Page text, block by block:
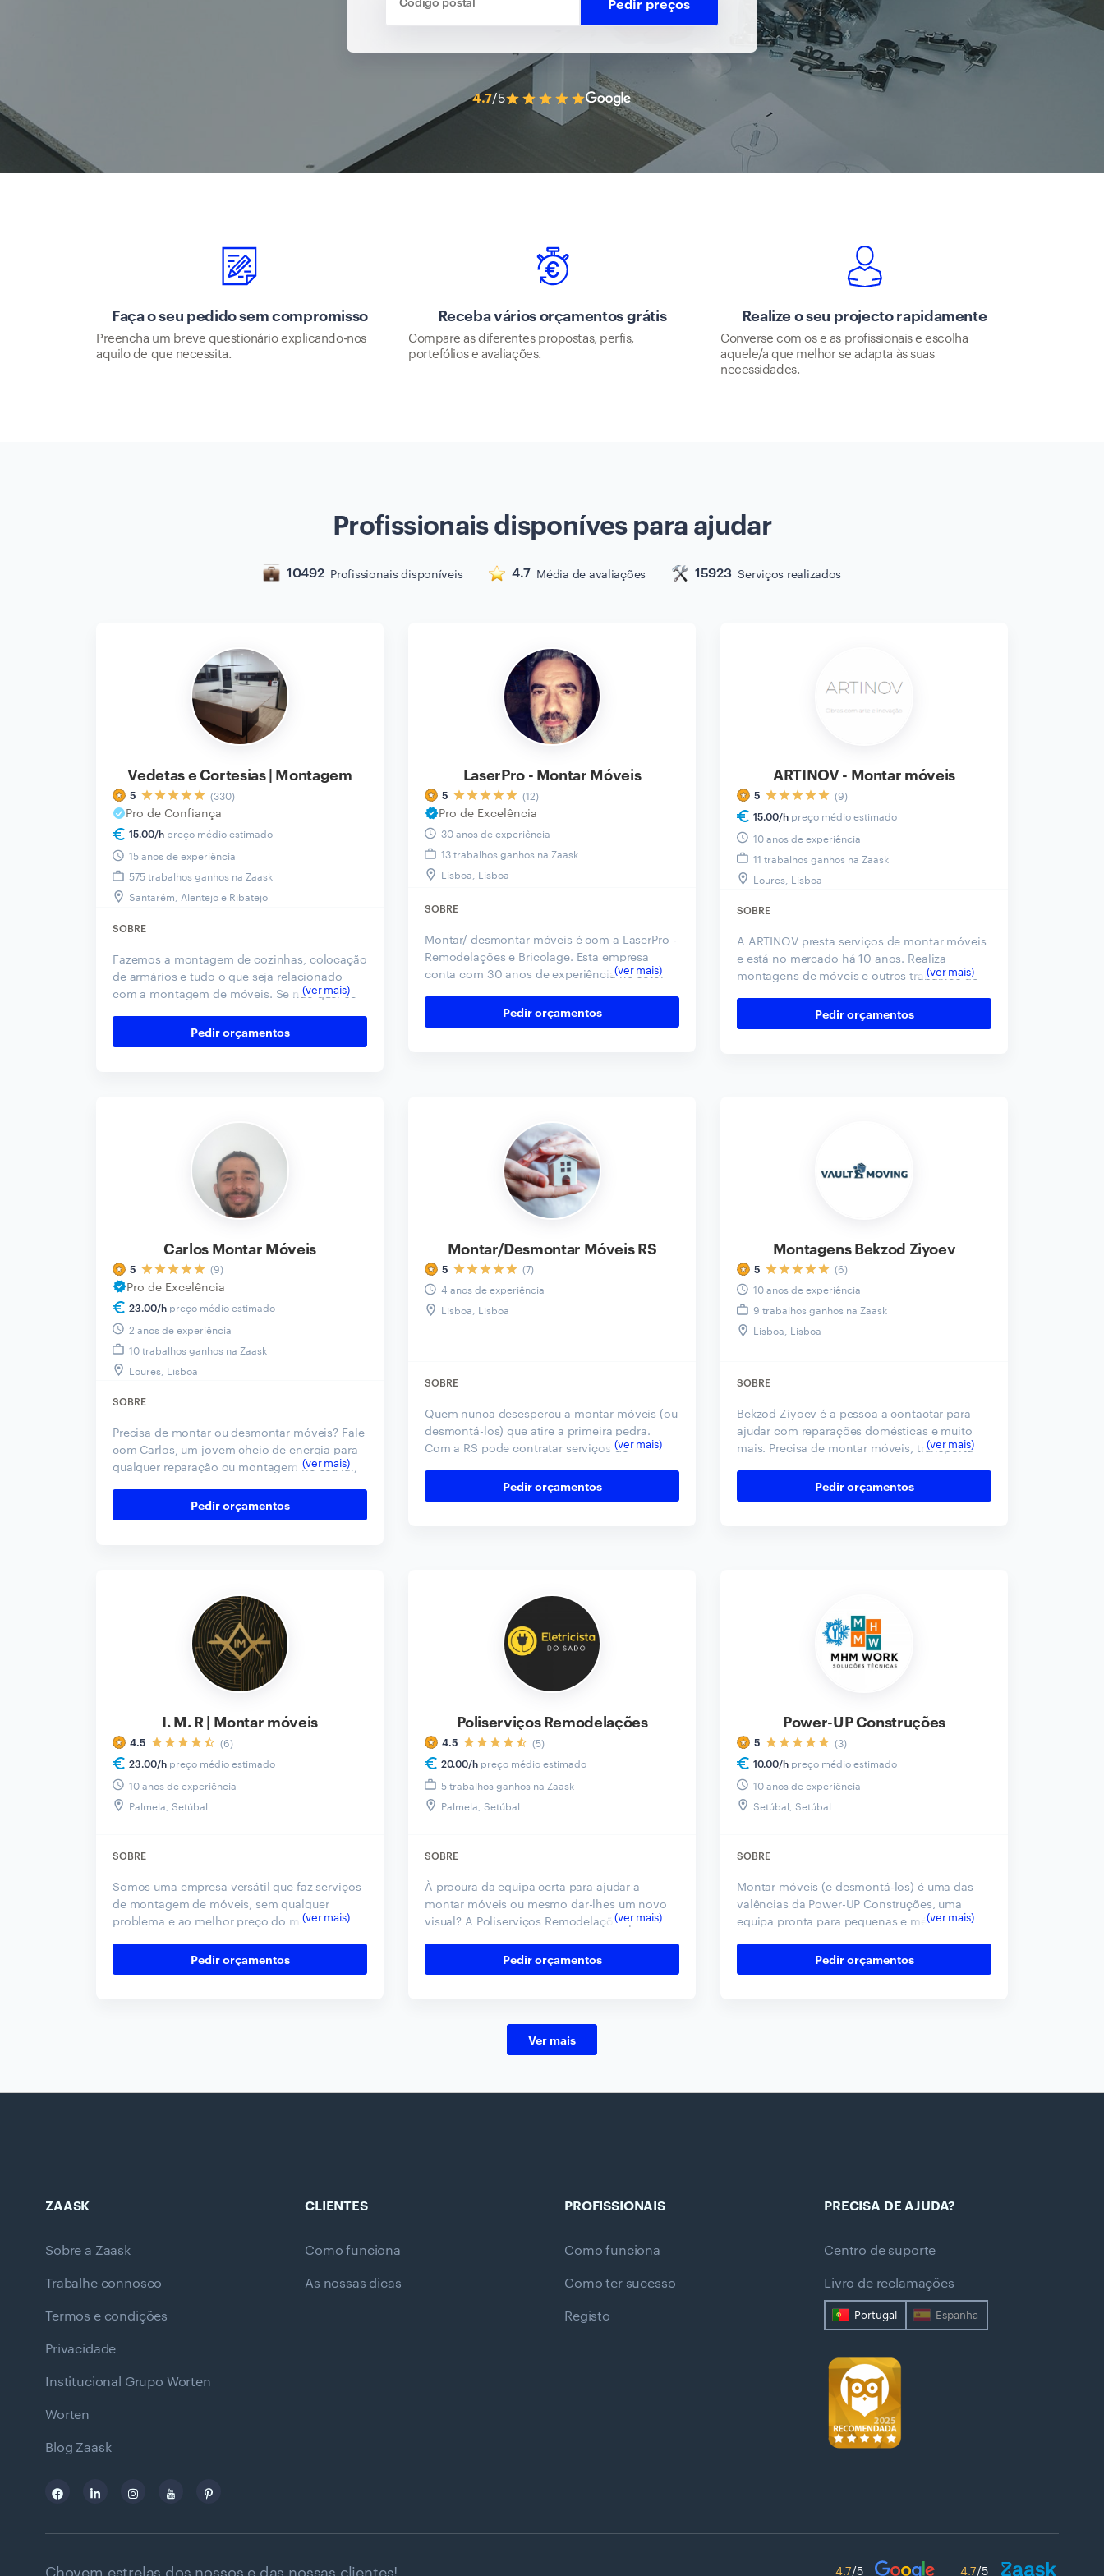
4.7/5
Faça o seu pedido sem compromisso
Preencha um breve questionário explicando-nos
aquilo de que necessita.
Receba vários orçamentos grátis
Compare as diferentes propostas, perfis,
portefólios e avaliações.
Realize o seu projecto rapidamente
Converse com os e as profissionais e escolha
aquele/a que melhor se adapta às suas
necessidades.
Profissionais disponíves para ajudar
10492 Profissionais disponíveis 4.7 Média de avaliações 15923 Serviços realizados
Vedetas e Cortesias | Montagem
5 (330)
Pro de Confiança
15.00/h preço médio estimado
15 anos de experiência
575 trabalhos ganhos na Zaask
Santarém, Alentejo e Ribatejo
SOBRE
Fazemos a montagem de cozinhas, colocação
de armários e tudo o que seja relacionado
com a montagem de móveis. Se não quer se
saiba que pode contar com a nossa equipa de
profissionais. Entre em contato!
Pedir orçamentos
LaserPro - Montar Móveis
5 (12)
Pro de Excelência
30 anos de experiência
13 trabalhos ganhos na Zaask
Lisboa, Lisboa
SOBRE
Montar/ desmontar móveis é com a LaserPro -
Remodelações e Bricolage. Esta empresa
conta com 30 anos de experiência no setor
Contacte para a montagem de móveis de
cozinha e eletrodomésticos. Peça o seu
Pedir orçamentos
ARTINOV - Montar móveis
5 (9)
15.00/h preço médio estimado
10 anos de experiência
11 trabalhos ganhos na Zaask
Loures, Lisboa
SOBRE
A ARTINOV presta serviços de montar móveis
e está no mercado há 10 anos. Realiza
montagens de móveis e outros trabalhos de
Setúbal e Lisboa. Muito atentos a todos os
pormenores, pontuais e profissionais.
Pedir orçamentos
Carlos Montar Móveis
5 (9)
Pro de Excelência
23.00/h preço médio estimado
2 anos de experiência
10 trabalhos ganhos na Zaask
Loures, Lisboa
SOBRE
Precisa de montar ou desmontar móveis? Fale
com Carlos, um jovem cheio de energia para
qualquer reparação ou montagem no seu lar,
aqui ajuda entusiasta aos melhores preços.
Contacte hoje e orçamente!
Pedir orçamentos
Montar/Desmontar Móveis RS
5
(7)
4 anos de experiência
Lisboa, Lisboa
SOBRE
Quem nunca desesperou a montar móveis (ou
desmontá-los) que atire a primeira pedra.
Com a RS pode contratar serviços de
inspeções prediais com relatórios
fotográficos completos. Contacte para
Pedir orçamentos
Montagens Bekzod Ziyoev
5
(6)
10 anos de experiência
9 trabalhos ganhos na Zaask
Lisboa, Lisboa
SOBRE
Bekzod Ziyoev é a pessoa a contactar para
ajudar com reparações domésticas e muito
mais. Precisa de montar móveis, transportá-
de bricolage ou outras obras? Contacte para
saber mais sobre as suas valências!
Pedir orçamentos
I. M. R | Montar móveis
4.5 (6)
23.00/h preço médio estimado
10 anos de experiência
Palmela, Setúbal
SOBRE
Somos uma empresa versátil que faz serviços
de montagem de móveis, sem qualquer
problema e ao melhor preço do mercado. Está
Não se preocupe mais com isso, fale com os
nossos profissionais!
Pedir orçamentos
Poliserviços Remodelações
4.5 (5)
20.00/h preço médio estimado
5 trabalhos ganhos na Zaask
Palmela, Setúbal
SOBRE
À procura da equipa certa para ajudar a
montar móveis ou mesmo dar-lhes um novo
visual? A Poliserviços Remodelações promete
polivalentes que vão da pintura ao pladur,
passando até pelas limpezas.
Pedir orçamentos
Power-UP Construções
5 (3)
10.00/h preço médio estimado
10 anos de experiência
Setúbal, Setúbal
SOBRE
Montar móveis (e desmontá-los) é uma das
valências da Power-UP Construções, uma
equipa pronta para pequenas e médias
casas e edifícios comerciais. Para ajuda da
climatização à canalização, contacte!
Pedir orçamentos
Ver mais
ZAASK
Sobre a Zaask
Trabalhe connosco
Termos e condições
Privacidade
Institucional Grupo Worten
Worten
Blog Zaask
CLIENTES
Como funciona
As nossas dicas
PROFISSIONAIS
Como funciona
Como ter sucesso
Registo
PRECISA DE AJUDA?
Centro de suporte
Livro de reclamações
Portugal Espanha
Chovem estrelas dos nossos e das nossas clientes! 4.7/5 4.7/5